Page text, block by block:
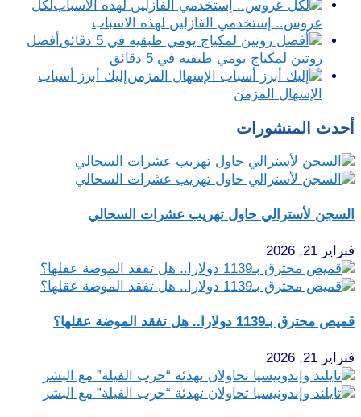
لكل
عروس.. إستخدمي الفازلين لهذه الاسباب
أفضل
روتين لمكياج يومي طبقيه في 5 دقائق
إليك أبرز أسباب
الإسهال المزمن
أحدث المنشورات
السجن لأسترالي حاول تهريب عشرات السحالي
فبراير 21, 2026
قميص محترق بـ1139 دولارا.. هل تفقد الموضة عقلها؟
فبراير 21, 2026